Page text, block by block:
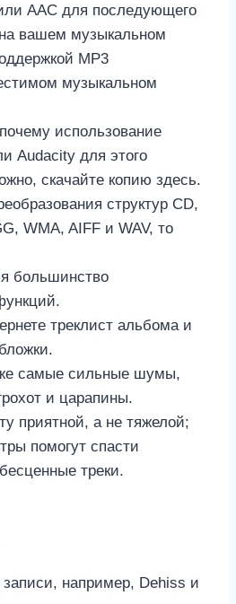
AAC для последующего
вашем музыкальном
MP3
музыкальном
использование
Audacity для этого
скачайте копию здесь.
структур CD,
WMA, AIFF и WAV, то
большинство
треклист альбома и
самые сильные шумы,
и царапины.
приятной, а не тяжелой;
помогут спасти
треки.
например, Dehiss и